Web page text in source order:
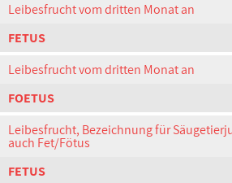
Leibesfrucht vom dritten Monat an
FETUS
Leibesfrucht vom dritten Monat an
FOETUS
Leibesfrucht, Bezeichnung für
auch Fet/Fötus
FETUS